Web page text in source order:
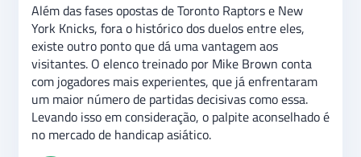
Além das fases opostas de Toronto Raptors e New
York Knicks, fora o histórico dos duelos entre eles,
existe outro ponto que dá uma vantagem aos
visitantes. O elenco treinado por Mike Brown conta
com jogadores mais experientes, que já enfrentaram
um maior número de partidas decisivas como essa.
Levando isso em consideração, o palpite aconselhado é
no mercado de handicap asiático.